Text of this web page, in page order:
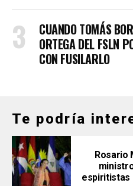
CUANDO TOMÁS
ORTEGA DEL FSLN
CON FUSILARLO
Te podría
Rosario
espiritistas